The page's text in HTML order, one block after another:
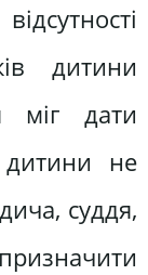
дитини
міг дати
не
суддя,